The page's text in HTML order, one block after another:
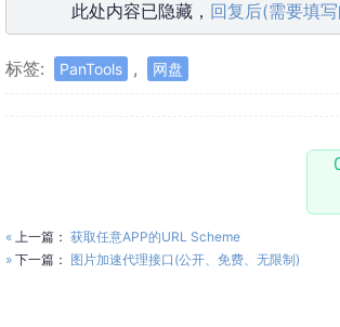
此处内容已隐藏， 回复后(需要填
标签: PanTools , 网盘
« 上一篇： 获取任意APP的URL Scheme
» 下一篇： 图片加速代理接口(公开、免费、无限制)